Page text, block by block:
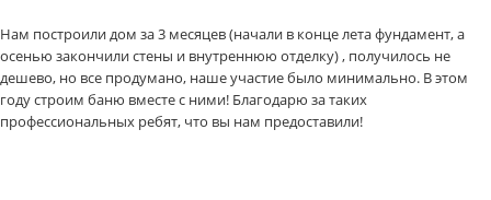
Нам построили дом за 3 месяцев (начали в конце лета фундамент, а
осенью закончили стены и внутреннюю отделку) , получилось не
дешево, но все продумано, наше участие было минимально. В этом
году строим баню вместе с ними! Благодарю за таких
профессиональных ребят, что вы нам предоставили!